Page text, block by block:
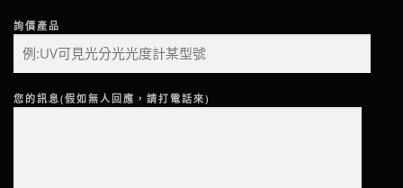
詢價產品
您的訊息(假如無人回應，請打電話來)